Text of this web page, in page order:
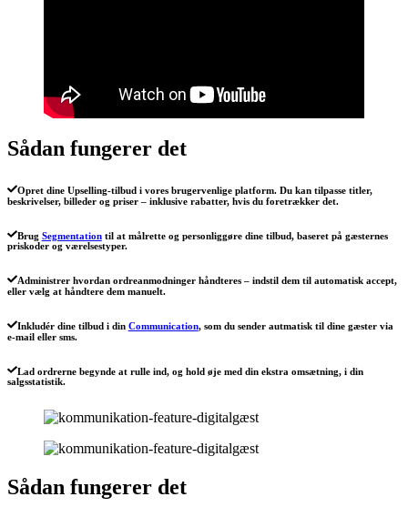
Sådan fungerer det
Opret dine Upselling-tilbud i vores brugervenlige platform. Du kan tilpasse titler,
beskrivelser, billeder og priser – inklusive rabatter, hvis du foretrækker det.
Brug Segmentationtil at målrette og personliggøre dine tilbud, baseret på gæsternes
priskoder og værelsestyper.
Administrer hvordan ordreanmodninger håndteres – indstil dem til automatisk accept,
eller vælg at håndtere dem manuelt.
Inkludér dine tilbud i din Communication, som du sender autmatisk til dine gæster via
e-mail eller sms.
Lad ordrerne begynde at rulle ind, og hold øje med din ekstra omsætning, i din
salgsstatistik.
Sådan fungerer det